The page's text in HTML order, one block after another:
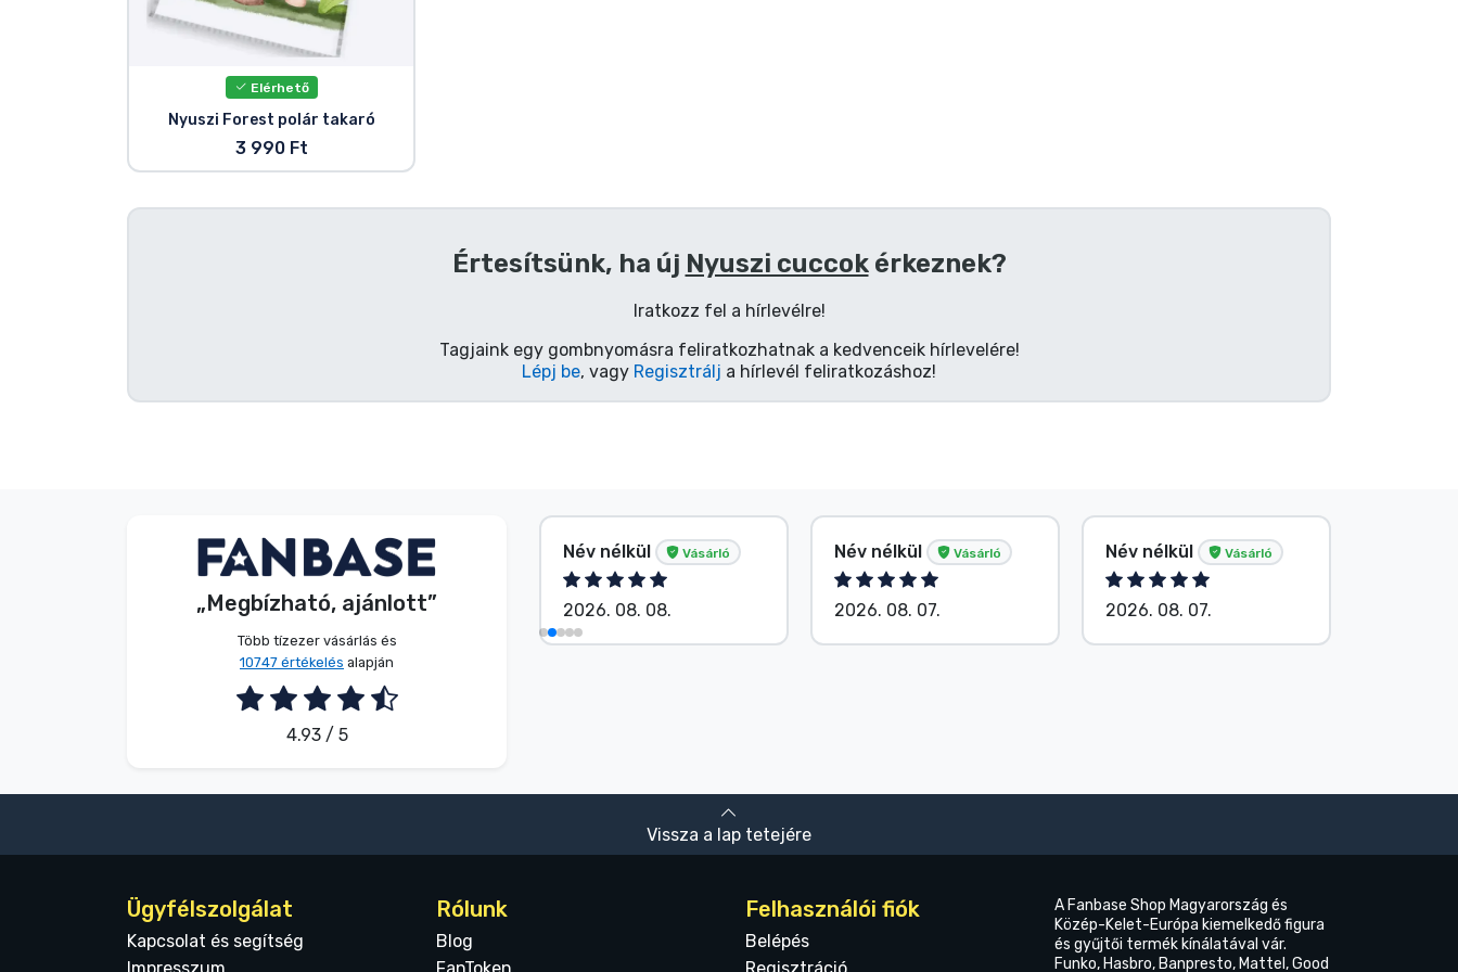
Elérhető
Nyuszi Forest polár takaró
3 990 Ft
Értesítsünk, ha új Nyuszi cuccokérkeznek?
Iratkozz fel a hírlevélre!
Tagjaink egy gombnyomásra feliratkozhatnak a kedvenceik hírlevelére!
Lépj be, vagy Regisztrálj a hírlevél feliratkozáshoz!
„Megbízható, ajánlott”
Több tízezer vásárlás és
10747 értékelés alapján
4.93 / 5
Dávid Sulyok Vásárló
2026. 08. 08.
Név nélkül Vásárló
2026. 08. 08.
Név nélkül Vásárló
2026. 08. 07.
Név nélkül Vásárló
2026. 08. 07.
Vissza a lap tetejére
Ügyfélszolgálat
Kapcsolat és segítség
Rólunk
Blog
Felhasználói fiók
Belépés
A Fanbase Shop Magyarország és
Közép-Kelet-Európa kiemelkedő figura
és gyűjtői termék kínálatával vár.
Funko, Hasbro, Banpresto, Mattel, Good
Szállítás és fizetés
Sorozatos cuccok
Mesés cuccok
Sportos cuccok